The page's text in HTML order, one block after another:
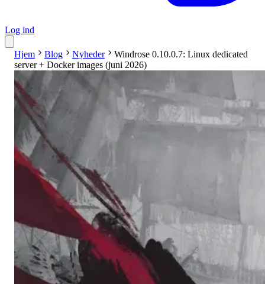
Log ind
Hjem Blog Nyheder
Windrose 0.10.0.7: Linux dedicated
server + Docker images (juni 2026)